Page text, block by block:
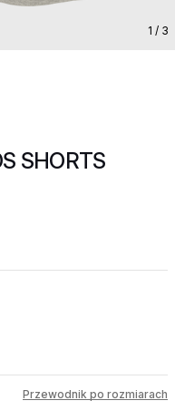
1 / 3
SHORTS
Przewodnik po rozmiarach